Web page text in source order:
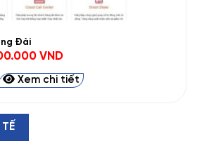
Đài
VND.
VNDGiá
tại
là:
600.000 VND.
Xem chi tiết